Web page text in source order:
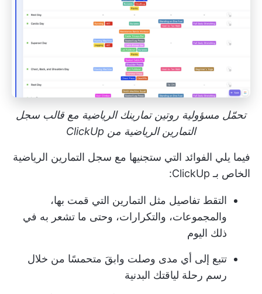
تحمّل مسؤولية روتين تمارينك الرياضية مع قالب سجل
التمارين الرياضية من ClickUp
فيما يلي الفوائد التي ستجنيها مع سجل التمارين الرياضية
الخاص بـ ClickUp:
التقط تفاصيل مثل التمارين التي قمت بها،
والمجموعات، والتكرارات، وحتى ما تشعر به في
ذلك اليوم
تتبع إلى أي مدى وصلت وابقَ متحمسًا من خلال
رسم رحلة لياقتك البدنية